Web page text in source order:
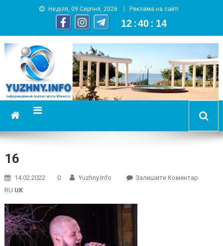
Неділя, 09 Серпня, 2026 Реклама на сайті
12 :40 : 15
YUZHNY.INFO
информационный портал города Южный
16
14.02.2022 0 Yuzhny.info Залишити КоментарOn
RU UK